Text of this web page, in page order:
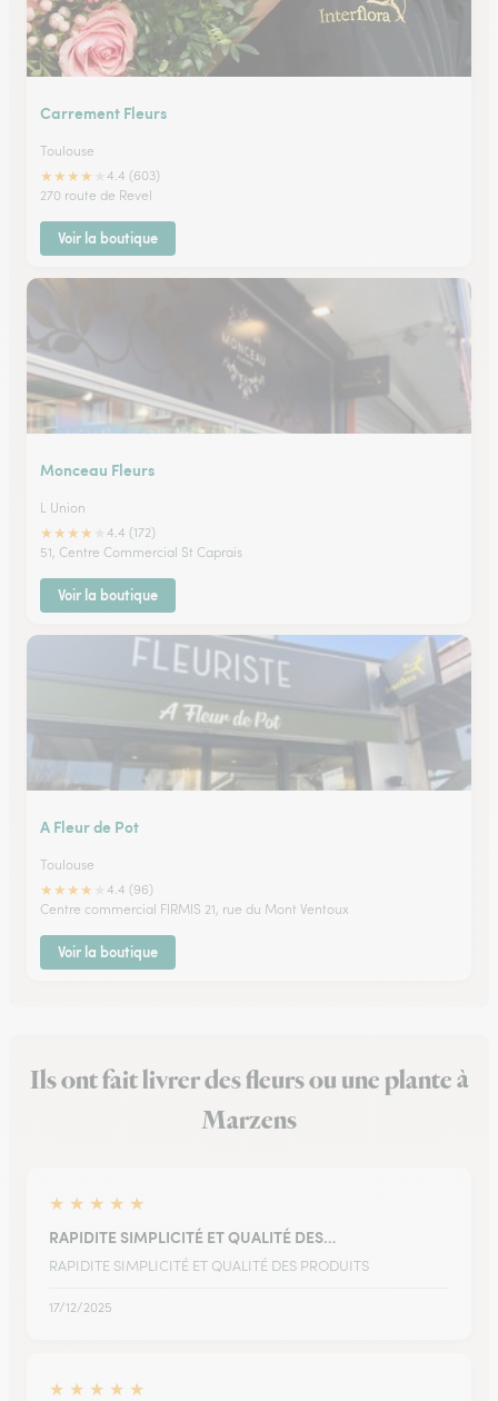
Carrement Fleurs
Toulouse
★★★★
4.4 (603)
270 route de Revel
Voir la boutique
Monceau Fleurs
L Union
★★★★
4.4 (172)
51, Centre Commercial St Caprais
Voir la boutique
A Fleur de Pot
Toulouse
★★★★
4.4 (96)
Centre commercial FIRMIS 21, rue du Mont Ventoux
Voir la boutique
Ils ont fait livrer des fleurs ou une plante à
Marzens
★ ★ ★ ★ ★
RAPIDITE SIMPLICITÉ ET QUALITÉ DES…
RAPIDITE SIMPLICITÉ ET QUALITÉ DES PRODUITS
17/12/2025
★ ★ ★ ★ ★